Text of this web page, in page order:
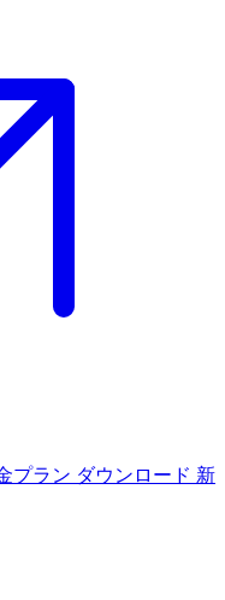
プラン ダウンロード 新